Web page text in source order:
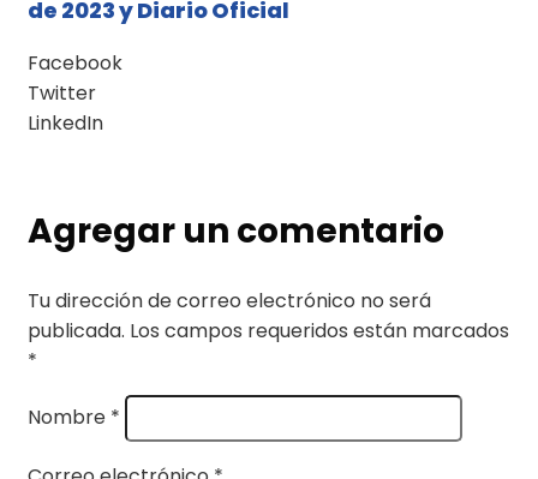
de 2023 y Diario Oficial
Facebook
Twitter
LinkedIn
Agregar un comentario
Tu dirección de correo electrónico no será
publicada. Los campos requeridos están marcados
*
Nombre *